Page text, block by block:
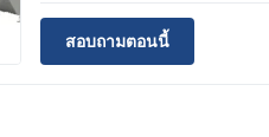
สอบถามตอนนี้